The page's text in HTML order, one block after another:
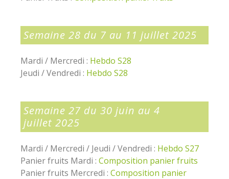
Semaine 28 du 7 au 11 juillet 2025
Mardi / Mercredi : Hebdo S28
Jeudi / Vendredi : Hebdo S28
Semaine 27 du 30 juin au 4
juillet 2025
Mardi / Mercredi / Jeudi / Vendredi : Hebdo S27
Panier fruits Mardi : Composition panier fruits
Panier fruits Mercredi : Composition panier